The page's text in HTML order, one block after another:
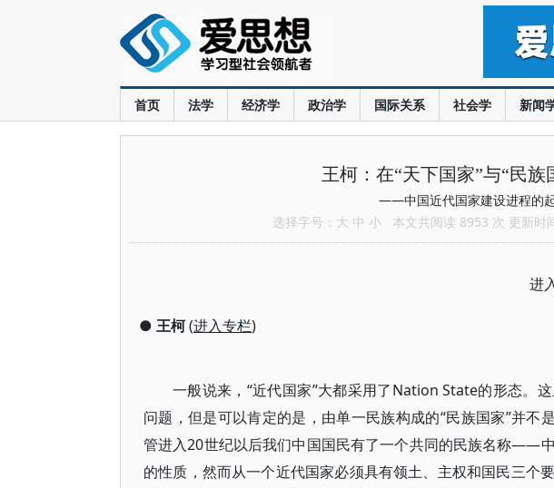
首页 法学 经济学 政治学 国际关系 社会学 新闻
王柯：在“天下国家”与“民族
——中国近代国家建设进程的
选择字号： 大 中 小 本文共阅读 8953 次 更新时
进
● 王柯(进入专栏)
一般说来，“近代国家”大都采用了Nation State的形态。
问题，但是可以肯定的是，由单一民族构成的“民族国家”并
管进入20世纪以后我们中国国民有了一个共同的民族名称——
的性质，然而从一个近代国家必须具有领土、主权和国民三个